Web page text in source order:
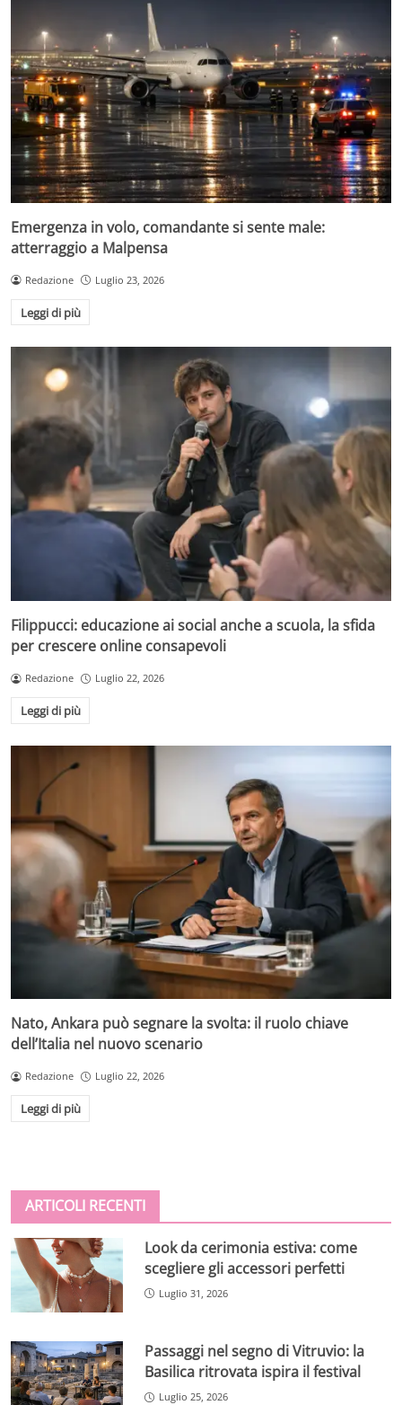
Emergenza in volo, comandante si sente male:
atterraggio a Malpensa
Redazione Luglio 23, 2026
Leggi di più
Filippucci: educazione ai social anche a scuola, la sfida
per crescere online consapevoli
Redazione Luglio 22, 2026
Leggi di più
Nato, Ankara può segnare la svolta: il ruolo chiave
dell’Italia nel nuovo scenario
Redazione Luglio 22, 2026
Leggi di più
ARTICOLI RECENTI
Look da cerimonia estiva: come
scegliere gli accessori perfetti
Luglio 31, 2026
Passaggi nel segno di Vitruvio: la
Basilica ritrovata ispira il festival
Luglio 25, 2026